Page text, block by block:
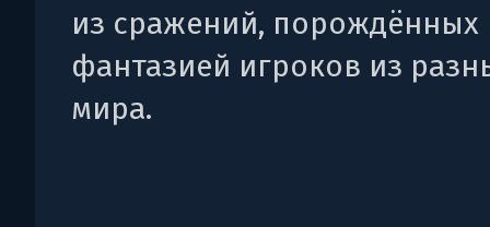
из сражений, порождённых
фантазией игроков из
мира.